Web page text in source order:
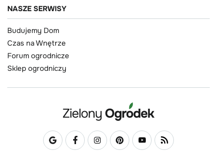
NASZE SERWISY
Budujemy Dom
Czas na Wnętrze
Forum ogrodnicze
Sklep ogrodniczy